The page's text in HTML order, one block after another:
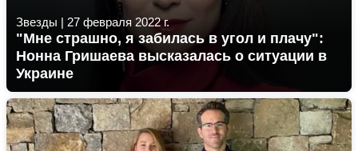
Звезды | 27 февраля 2022 г.
"Мне страшно, я забилась в угол и плачу":
Нонна Гришаева высказалась о ситуации в
Украине